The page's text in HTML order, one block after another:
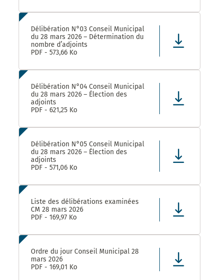
Délibération N°03 Conseil Municipal
du 28 mars 2026 – Détermination du
nombre d’adjoints
PDF - 573,66 Ko
Délibération N°04 Conseil Municipal
du 28 mars 2026 – Élection des
adjoints
PDF - 621,25 Ko
Délibération N°05 Conseil Municipal
du 28 mars 2026 – Élection des
adjoints
PDF - 571,06 Ko
Liste des délibérations examinées
CM 28 mars 2026
PDF - 169,97 Ko
Ordre du jour Conseil Municipal 28
mars 2026
PDF - 169,01 Ko